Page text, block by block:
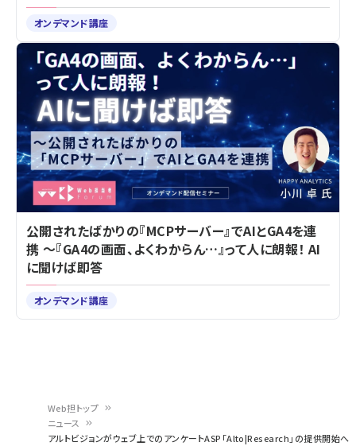
Web担トップ
ニュース
アルトビジョンがウェブ上でのアンケートASP「Alto|Research」の提供開始へ
オンデマンド講座
公開されたばかりの『MCPサーバー』でAIとGA4を連
携 ～『GA4の画面、よくわからん…』って人に朗報！ AI
に聞けば即答
オンデマンド講座